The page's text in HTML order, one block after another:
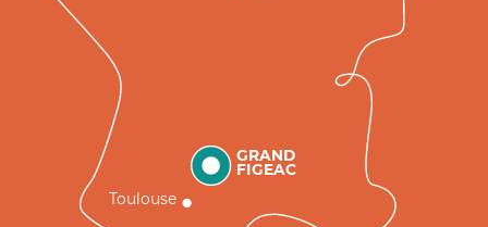
GRAND
FIGEAC
Toulouse